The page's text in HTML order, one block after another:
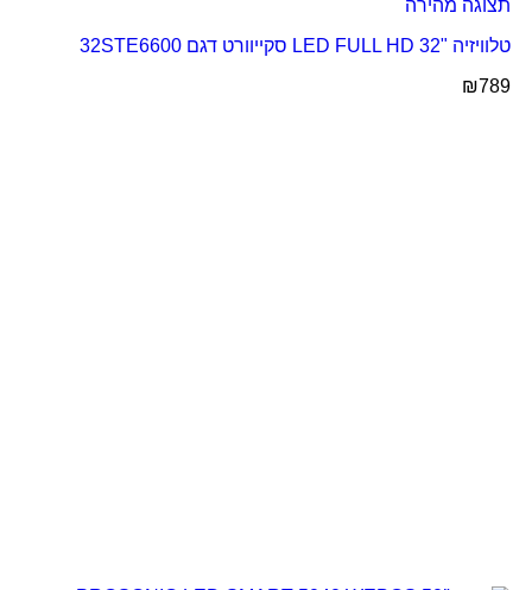
תצוגה מהירה
טלוויזיה "LED FULL HD 32 סקייוורט דגם 32STE6600
₪789